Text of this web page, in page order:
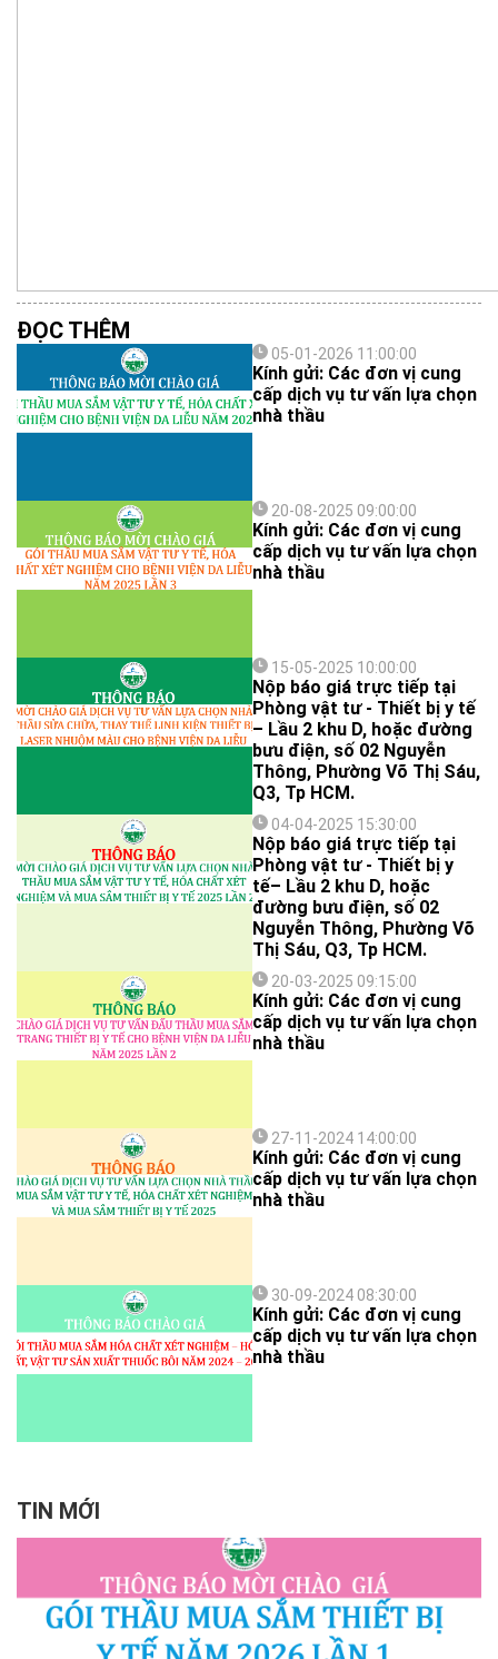
ĐỌC THÊM
05-01-2026 11:00:00
Kính gửi: Các đơn vị cung
cấp dịch vụ tư vấn lựa chọn
nhà thầu
20-08-2025 09:00:00
Kính gửi: Các đơn vị cung
cấp dịch vụ tư vấn lựa chọn
nhà thầu
15-05-2025 10:00:00
Nộp báo giá trực tiếp tại
Phòng vật tư - Thiết bị y tế
– Lầu 2 khu D, hoặc đường
bưu điện, số 02 Nguyễn
Thông, Phường Võ Thị Sáu,
Q3, Tp HCM.
04-04-2025 15:30:00
Nộp báo giá trực tiếp tại
Phòng vật tư - Thiết bị y
tế– Lầu 2 khu D, hoặc
đường bưu điện, số 02
Nguyễn Thông, Phường Võ
Thị Sáu, Q3, Tp HCM.
20-03-2025 09:15:00
Kính gửi: Các đơn vị cung
cấp dịch vụ tư vấn lựa chọn
nhà thầu
27-11-2024 14:00:00
Kính gửi: Các đơn vị cung
cấp dịch vụ tư vấn lựa chọn
nhà thầu
30-09-2024 08:30:00
Kính gửi: Các đơn vị cung
cấp dịch vụ tư vấn lựa chọn
nhà thầu
TIN MỚI